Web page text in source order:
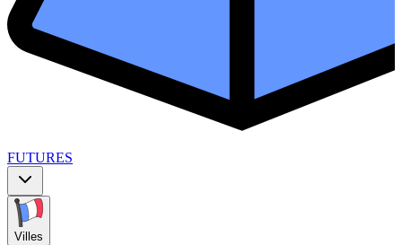
FUTURES
Villes